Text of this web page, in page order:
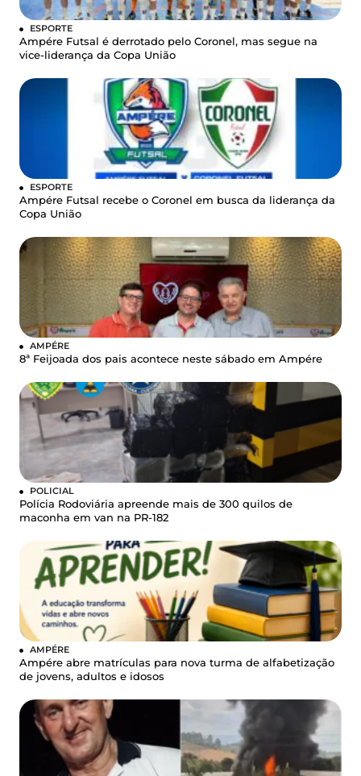
ESPORTE
Ampére Futsal é derrotado pelo Coronel, mas segue na
vice-liderança da Copa União
ESPORTE
Ampére Futsal recebe o Coronel em busca da liderança da
Copa União
AMPÉRE
8ª Feijoada dos pais acontece neste sábado em Ampére
POLICIAL
Polícia Rodoviária apreende mais de 300 quilos de
maconha em van na PR-182
AMPÉRE
Ampére abre matrículas para nova turma de alfabetização
de jovens, adultos e idosos